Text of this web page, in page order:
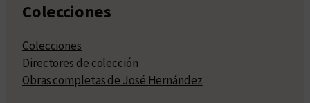
Colecciones
Colecciones
Directores de colección
Obras completas de José Hernández